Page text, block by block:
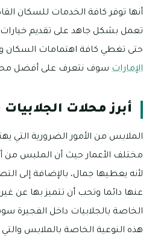
أنها توفر كافة الخدمات للسكان
تعمل بشكل جاهد على تقديم
حتى تغطي كافة اهتمامات السكان
الإمارات سوف نتعرف على أفضل
أبرز محلات
الملابس من الأمور الضرورية التي
مختلف الأعمار حيث أن الملبس من
لأنه يعطيها جمال، بالإضافة إلى
عنها دائما وتحب أن تتميز بها عن
الخاصة بالجلابيات داخل الفجيرة
هذه النوعية الخاصة بالملابس